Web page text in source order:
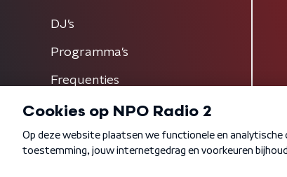
DJ’s
Programma's
Frequenties
Algemene voorwaarden Privacybeleid